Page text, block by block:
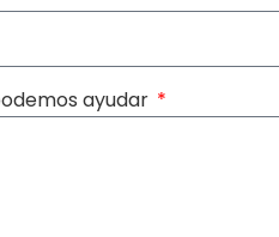
ayudar